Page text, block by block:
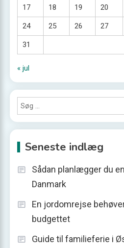
17 18 19 20
24 25 26 27
31
« jul
Seneste indlæg
Sådan planlægger du
Danmark
En jordomrejse
budgettet
Guide til familieferie i